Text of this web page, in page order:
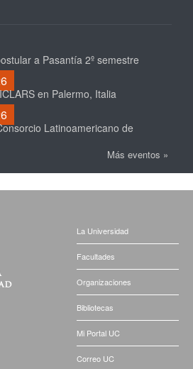
a Pasantía 2º semestre
en Palermo, Italia
Latinoamericano de
Más eventos »
La Universidad
Facultades
Organizaciones
Bibliotecas
Mi Portal UC
Correo UC